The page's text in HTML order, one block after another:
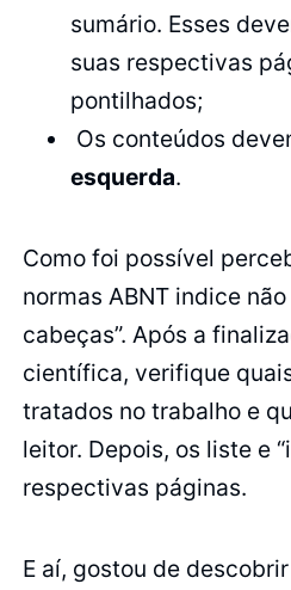
sumário. Esses
suas respectivas
pontilhados;
Os conteúdos
esquerda.
Como foi possível
normas ABNT indice
cabeças”. Após a
científica, verifique
tratados no trabalho e
leitor. Depois, os liste e
respectivas páginas.
E aí, gostou de